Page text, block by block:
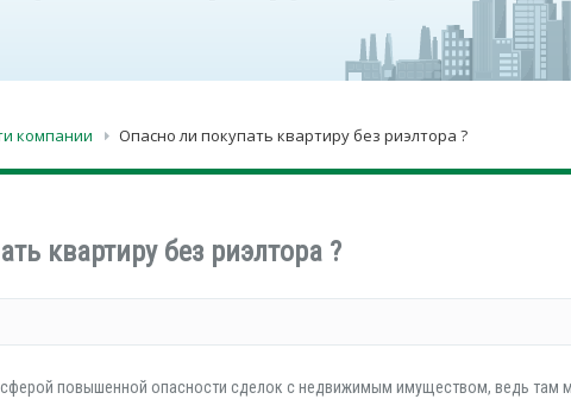
компании Опасно ли покупать квартиру без риэлтора ?
квартиру без риэлтора ?
повышенной опасности сделок с недвижимым имуществом, ведь там